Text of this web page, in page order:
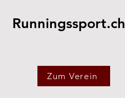
Runningssport.ch
Zum Verein